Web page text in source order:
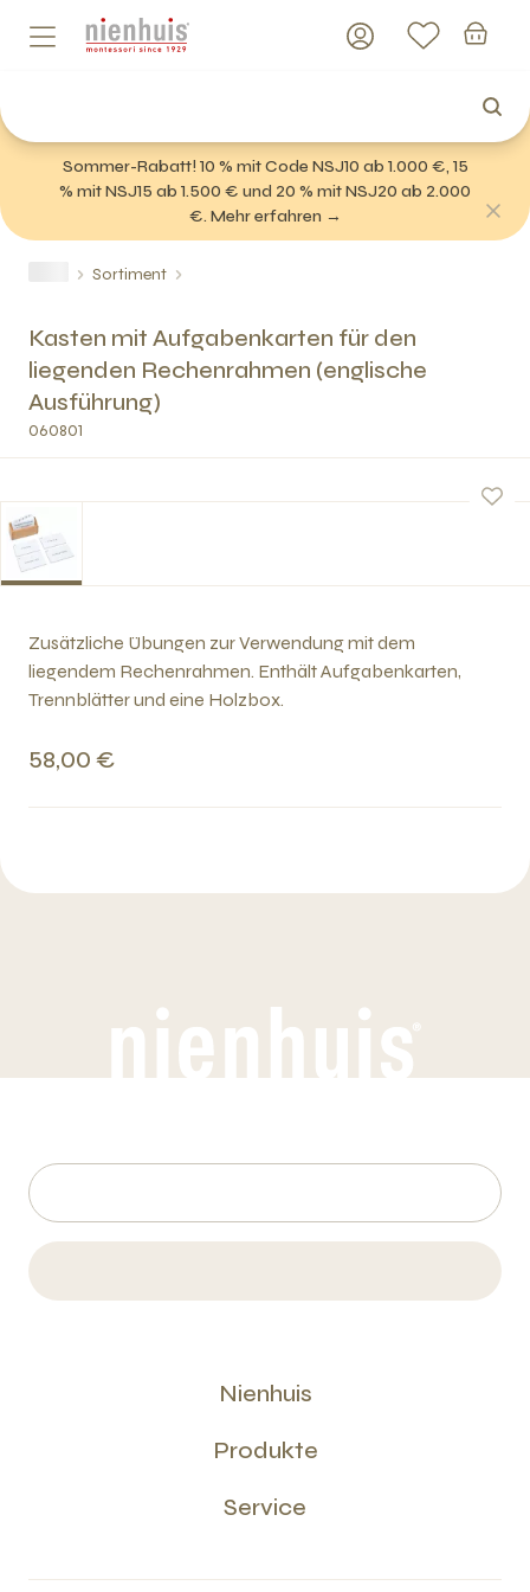
Sommer-Rabatt! 10 % mit Code NSJ10 ab 1.000 €, 15
% mit NSJ15 ab 1.500 € und 20 % mit NSJ20 ab 2.000
€. Mehr erfahren →
Sortiment
Kasten mit Aufgabenkarten für den
liegenden Rechenrahmen (englische
Ausführung)
060801
Zusätzliche Übungen zur Verwendung mit dem
liegendem Rechenrahmen. Enthält Aufgabenkarten,
Trennblätter und eine Holzbox.
58,00 €
Nienhuis
Produkte
Service